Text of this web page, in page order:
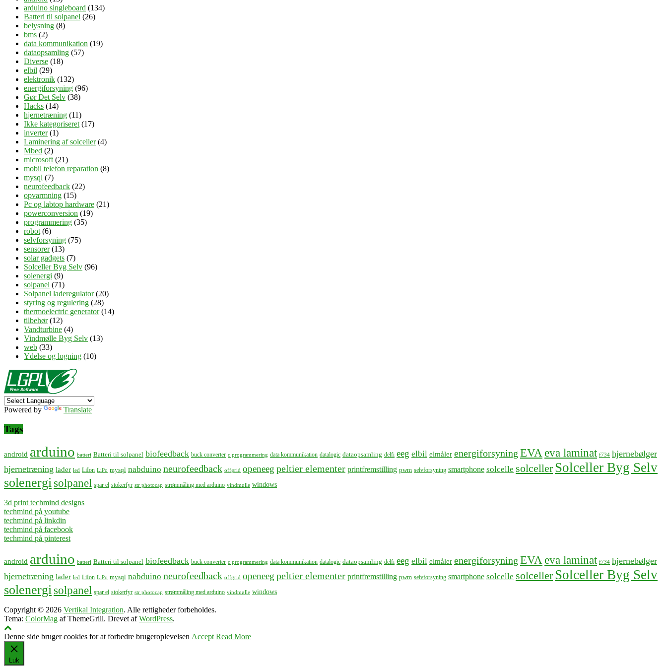
arduino singleboard (134)
Batteri til solpanel (26)
belysning (8)
bms (2)
data kommunikation (19)
dataopsamling (57)
Diverse (18)
elbil (29)
elektronik (132)
energiforsyning (96)
Gør Det Selv (38)
Hacks (14)
hjernetræning (11)
Ikke kategoriseret (17)
inverter(1)
Laminering af solceller(4)
Mbed (2)
microsoft (21)
mobil telefon reparation (8)
mysql (7)
neurofeedback (22)
opvarmning (15)
Pc og labtop hardware (21)
powerconversion (19)
programmering (35)
robot (6)
selvforsyning (75)
sensorer(13)
solar gadgets (7)
Solceller Byg Selv (96)
solenergi (9)
solpanel (71)
Solpanel laderegulator(20)
styring og regulering (28)
thermoelectric generator(14)
tilbehør(12)
Vandturbine (4)
Vindmølle Byg Selv (13)
web (33)
Ydelse og logning (10)
Powered by Translate
Tags
android arduino batteri Batteri til solpanel biofeedback buck converter c programmering data kommunikation datalogic dataopsamling delfi eeg elbil elmåler energiforsyning EVA eva laminat f734 hjernebølger
hjernetræning lader led LiIon LiPo mysql nabduino neurofeedback offgrid openeeg peltier elementer printfremstilling pwm selvforsyning smartphone solcelle solceller Solceller Byg Selv
solenergisolpanel spar el stokerfyr str photocap strømmåling med arduino vindmølle windows
3d print techmind designs
techmind på youtube
techmind på linkdin
techmind på facebook
techmind på pinterest
android arduino batteri Batteri til solpanel biofeedback buck converter c programmering data kommunikation datalogic dataopsamling delfi eeg elbil elmåler energiforsyning EVA eva laminat f734 hjernebølger
hjernetræning lader led LiIon LiPo mysql nabduino neurofeedback offgrid openeeg peltier elementer printfremstilling pwm selvforsyning smartphone solcelle solceller Solceller Byg Selv
solenergisolpanel spar el stokerfyr str photocap strømmåling med arduino vindmølle windows
Copyright © 2026 Vertikal Integration. Alle rettigheder forbeholdes.
Tema: ColorMag af ThemeGrill. Drevet afWordPress.
Denne side bruger cookies for at forbedre brugeroplevelsen Accept Read More
Luk